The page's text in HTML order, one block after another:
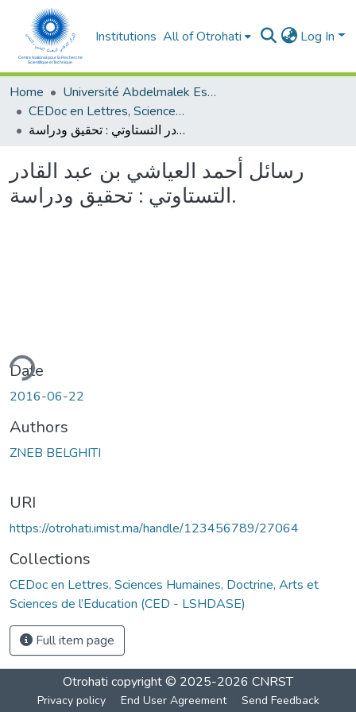
Institutions All of Otrohati Log In
Home
Université Abdelmalek Essaâdi - Tétouan
CEDoc en Lettres, Sciences Humaines, Doctrine, Arts et Sciences de l’Education (CED - LSHDASE)
رسائل أحمد العياشي بن عبد القادر التستاوتي : تحقيق ودراسة.
رسائل أحمد العياشي بن عبد القادر
التستاوتي : تحقيق ودراسة.
Date
2016-06-22
Authors
ZNEB BELGHITI
URI
https://otrohati.imist.ma/handle/123456789/27064
Collections
CEDoc en Lettres, Sciences Humaines, Doctrine, Arts et
Sciences de l’Education (CED - LSHDASE)
Full item page
Otrohati copyright © 2025-2026 CNRST
Privacy policy End User Agreement Send Feedback